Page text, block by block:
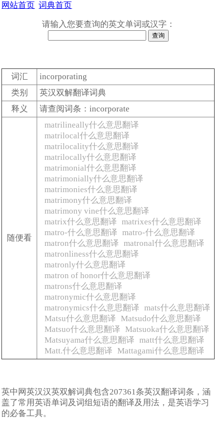
网站首页 词典首页
请输入您要查询的英文单词或汉字：
词汇
incorporating
类别
英汉双解翻译词典
释义
请查阅词条：incorporate
随便看
matrilineally什么意思翻译
matrilocal什么意思翻译
matrilocality什么意思翻译
matrilocally什么意思翻译
matrimonial什么意思翻译
matrimonially什么意思翻译
matrimonies什么意思翻译
matrimony什么意思翻译
matrimony vine什么意思翻译
matrix什么意思翻译 matrixes什么意思翻译
matro-什么意思翻译 matro-什么意思翻译
matron什么意思翻译 matronal什么意思翻译
matronliness什么意思翻译
matronly什么意思翻译
matron of honor什么意思翻译
matrons什么意思翻译
matronymic什么意思翻译
matronymics什么意思翻译 mats什么意思翻译
Matsu什么意思翻译
Matsudo什么意思翻译
Matsuo什么意思翻译
Matsuoka什么意思翻译
Matsuyama什么意思翻译 matt什么意思翻译
Matt.什么意思翻译
Mattagami什么意思翻译
英中网英汉汉英双解词典包含207361条英汉翻译词条，涵
盖了常用英语单词及词组短语的翻译及用法，是英语学习
的必备工具。